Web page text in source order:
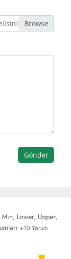
Gönder
Lower, Upper,
+10 Yorum